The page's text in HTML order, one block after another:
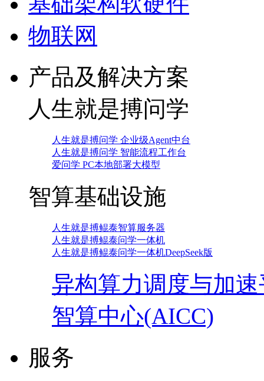
物联网
产品及解决方案
人生就是搏问学
人生就是搏问学 企业级Agent中台
人生就是搏问学 智能流程工作台
爱问学 PC本地部署大模型
智算基础设施
人生就是搏鲲泰智算服务器
人生就是搏鲲泰问学一体机
人生就是搏鲲泰问学一体机DeepSeek版
异构算力调度与加
智算中心(AICC)
服务